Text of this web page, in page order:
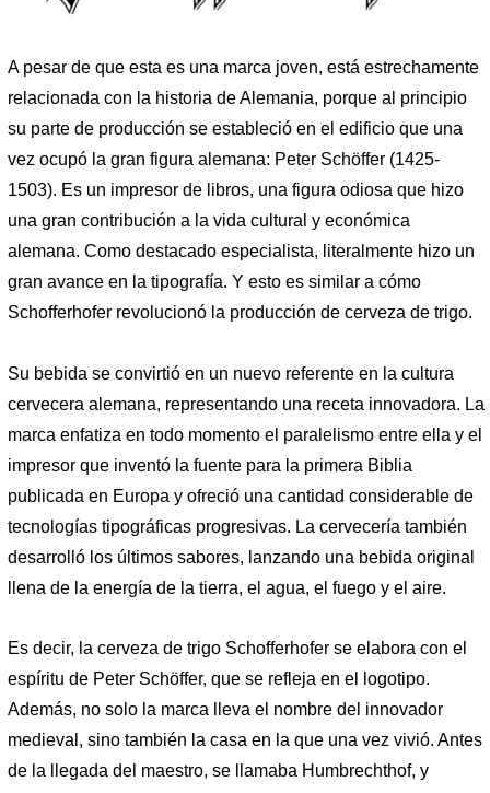
A pesar de que esta es una marca joven, está estrechamente
relacionada con la historia de Alemania, porque al principio
su parte de producción se estableció en el edificio que una
vez ocupó la gran figura alemana: Peter Schöffer (1425-
1503). Es un impresor de libros, una figura odiosa que hizo
una gran contribución a la vida cultural y económica
alemana. Como destacado especialista, literalmente hizo un
gran avance en la tipografía. Y esto es similar a cómo
Schofferhofer revolucionó la producción de cerveza de trigo.
Su bebida se convirtió en un nuevo referente en la cultura
cervecera alemana, representando una receta innovadora. La
marca enfatiza en todo momento el paralelismo entre ella y el
impresor que inventó la fuente para la primera Biblia
publicada en Europa y ofreció una cantidad considerable de
tecnologías tipográficas progresivas. La cervecería también
desarrolló los últimos sabores, lanzando una bebida original
llena de la energía de la tierra, el agua, el fuego y el aire.
Es decir, la cerveza de trigo Schofferhofer se elabora con el
espíritu de Peter Schöffer, que se refleja en el logotipo.
Además, no solo la marca lleva el nombre del innovador
medieval, sino también la casa en la que una vez vivió. Antes
de la llegada del maestro, se llamaba Humbrechthof, y